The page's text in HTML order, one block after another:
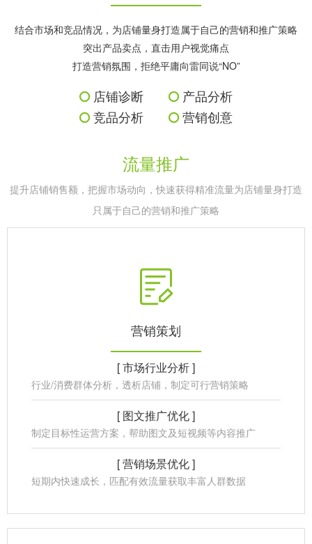
结合市场和竞品情况，为店铺量身打造属于自己的营销和推广策略
突出产品卖点，直击用户视觉痛点
打造营销氛围，拒绝平庸向雷同说“NO”
店铺诊断
产品分析
竞品分析
营销创意
流量推广
提升店铺销售额，把握市场动向，快速获得精准流量为店铺量身打造
只属于自己的营销和推广策略
营销策划
[ 市场行业分析 ]
行业/消费群体分析，透析店铺，制定可行营销策略
[ 图文推广优化 ]
制定目标性运营方案，帮助图文及短视频等内容推广
[ 营销场景优化 ]
短期内快速成长，匹配有效流量获取丰富人群数据